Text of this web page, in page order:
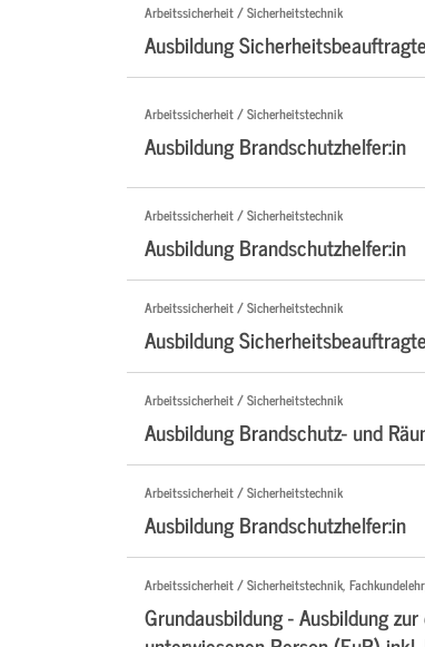
Arbeitssicherheit / Sicherheitstechnik
Ausbildung
Arbeitssicherheit / Sicherheitstechnik
Ausbildung Brandschutzhelfer:in
Arbeitssicherheit / Sicherheitstechnik
Ausbildung Brandschutzhelfer:in
Arbeitssicherheit / Sicherheitstechnik
Ausbildung
Arbeitssicherheit / Sicherheitstechnik
Ausbildung Brandschutz- und
Arbeitssicherheit / Sicherheitstechnik
Ausbildung Brandschutzhelfer:in
Arbeitssicherheit / Sicherheitstechnik,
Grundausbildung - Ausbildung